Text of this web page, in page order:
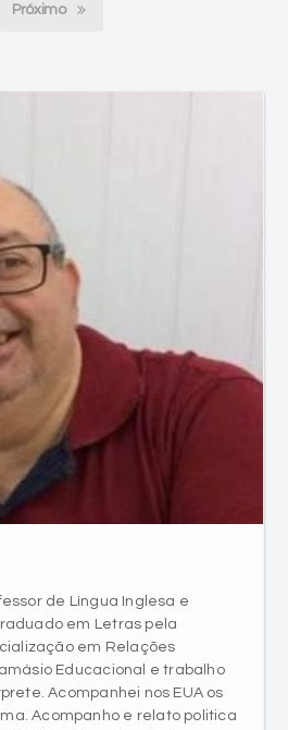
Próximo
de Língua Inglesa e
em Letras pela
em Relações
Educacional e trabalho
Acompanhei nos EUA os
Acompanho e relato politica